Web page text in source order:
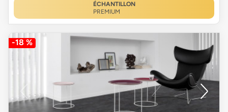
ÉCHANTILLON
PREMIUM
-18 %